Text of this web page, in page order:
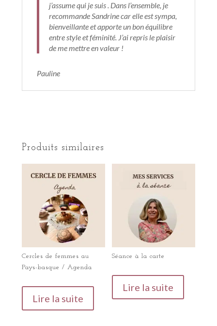
j’assume qui je suis . Dans l’ensemble, je
recommande Sandrine car elle est sympa,
bienveillante et apporte un bon équilibre
entre style et féminité. J’ai repris le plaisir
de me mettre en valeur !
Pauline
Produits similaires
Cercles de femmes au
Pays-basque / Agenda
Lire la suite
Séance à la carte
Lire la suite